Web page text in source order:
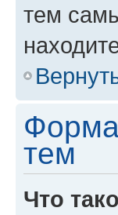
тем
тем
Что